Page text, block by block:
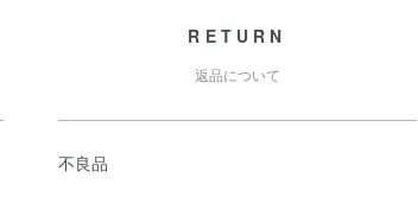
RETURN
返品について
不良品